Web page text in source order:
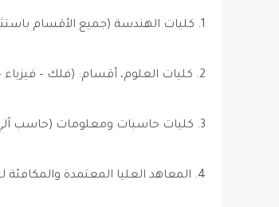
1. كليات الهندسة (جميع الأقسام باستثناء قسمي مدني وعمارة).
2. كليات العلوم، أقسام: (فلك – فيزياء – رياضيات - فيزياء ورياضيات – حاسب آلي).
3. كليات حاسبات ومعلومات (حاسب آلي).
4. المعاهد العليا المعتمدة والمكافئة للكليات السابق ذكرها.